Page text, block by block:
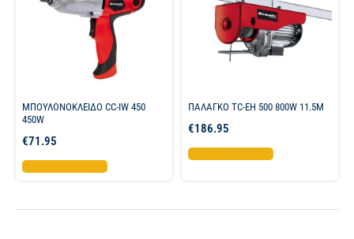
ΜΠΟΥΛΟΝΟΚΛΕΙΔΟ CC-IW 450
450W
€71.95
Προσθήκη στο καλάθι
ΠΑΛΑΓΚΟ TC-EH 500 800W 11.5M
€186.95
Προσθήκη στο καλάθι